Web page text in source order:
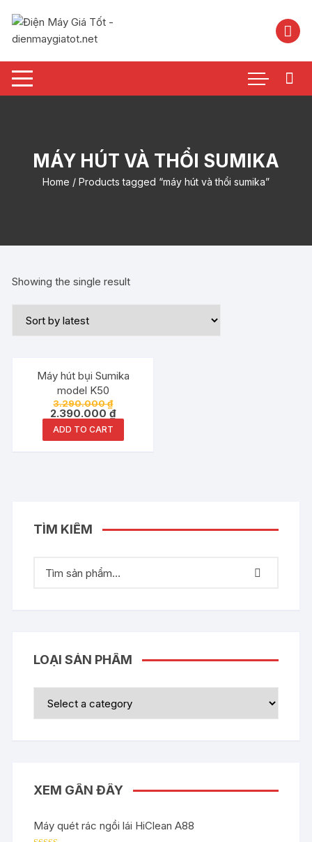
nội
MÁY HÚT VÀ THỔI SUMIKA
Home / Products tagged “máy hút và thổi sumika”
Showing the single result
Đang ưu đãi!
Máy hút bụi Sumika
model K50
3.290.000₫
2.390.000₫
ADD TO CART
TÌM KIẾM
LOẠI SẢN PHẨM
XEM GẦN ĐÂY
Máy quét rác ngồi lái HiClean A88